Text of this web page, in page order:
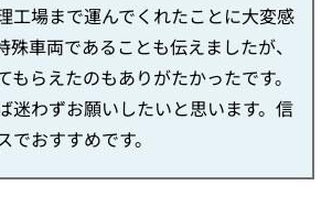
工場まで運んでくれたことに大変感
殊車両であることも伝えましたが、
もらえたのもありがたかったです。
迷わずお願いしたいと思います。信
おすすめです。